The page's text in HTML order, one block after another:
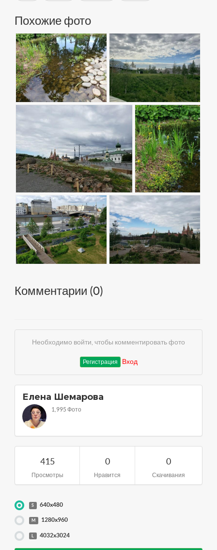
Похожие фото
Комментарии (0)
Необходимо войти, чтобы комментировать фото
Регистрация Вход
Елена Шемарова
1,995 Фото
415
Просмотры
0
Нравится
0
Скачивания
S 640x480
M 1280x960
4032x3024